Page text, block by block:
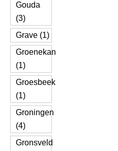
Gouda
(3)
Grave (1)
Groenekan
(1)
Groesbeek
(1)
Groningen
(4)
Gronsveld